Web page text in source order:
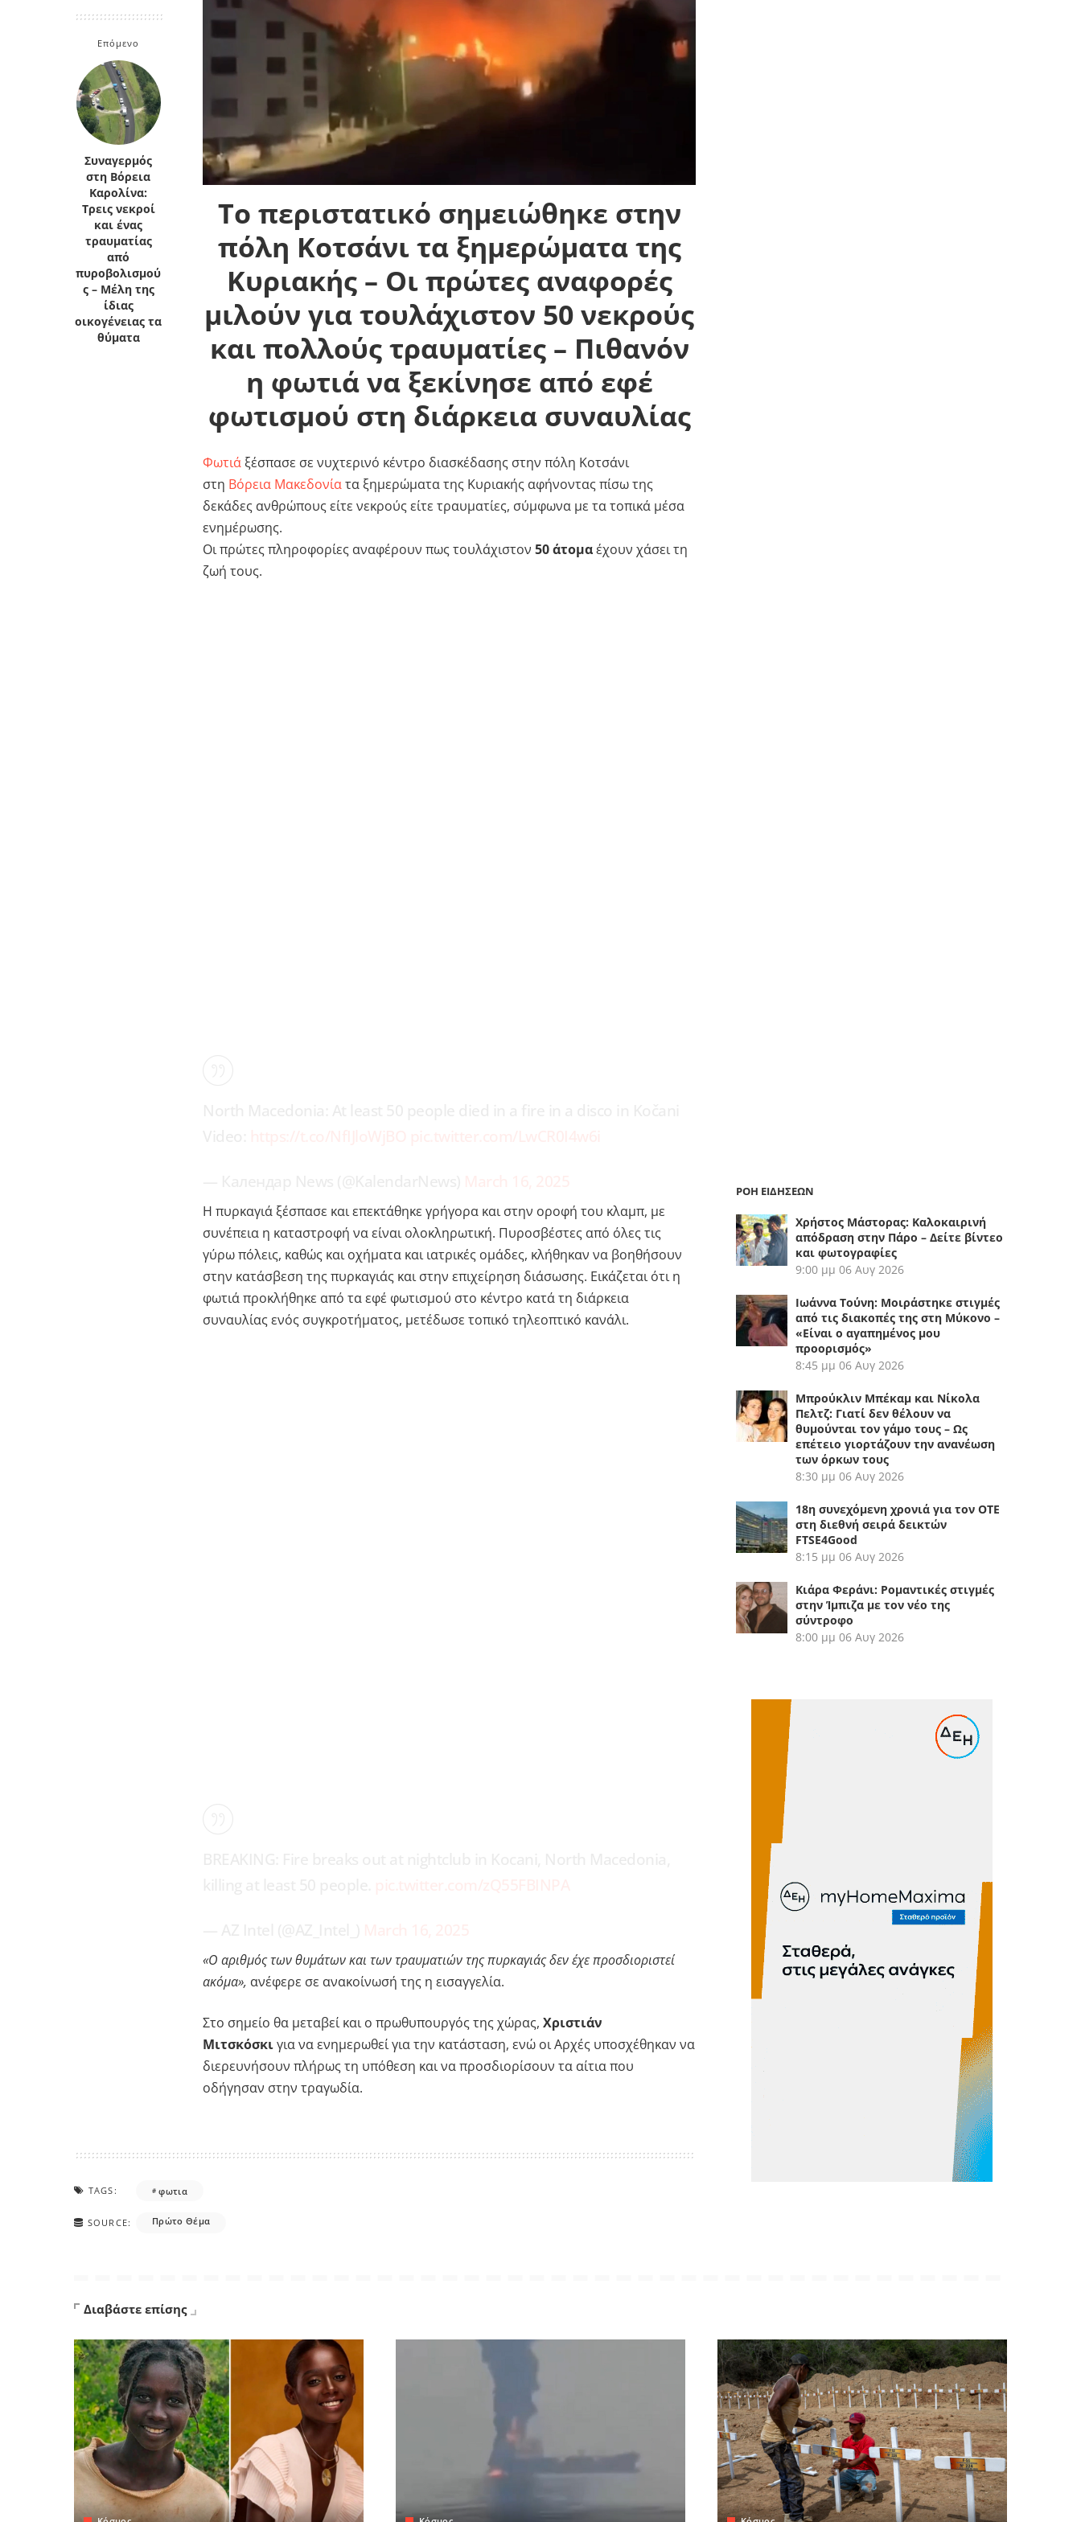
Κρήτη
Κυκλάδες
Πελοπόννησος
Πελοπόννησος
Επόμενο
Συναγερμός
στη Βόρεια
Καρολίνα:
Τρεις νεκροί
και ένας
τραυματίας
από
πυροβολισμού
ς – Μέλη της
ίδιας
οικογένειας τα
θύματα
Το περιστατικό σημειώθηκε στην
πόλη Κοτσάνι τα ξημερώματα της
Κυριακής – Οι πρώτες αναφορές
μιλούν για τουλάχιστον 50 νεκρούς
και πολλούς τραυματίες – Πιθανόν
η φωτιά να ξεκίνησε από εφέ
φωτισμού στη διάρκεια συναυλίας
Φωτιά ξέσπασε σε νυχτερινό κέντρο διασκέδασης στην πόλη Κοτσάνι
στη Βόρεια Μακεδονίατα ξημερώματα της Κυριακής αφήνοντας πίσω της
δεκάδες ανθρώπους είτε νεκρούς είτε τραυματίες, σύμφωνα με τα τοπικά μέσα
ενημέρωσης.
Οι πρώτες πληροφορίες αναφέρουν πως τουλάχιστον 50 άτομαέχουν χάσει τη
ζωή τους.
Η πυρκαγιά ξέσπασε και επεκτάθηκε γρήγορα και στην οροφή του κλαμπ, με
συνέπεια η καταστροφή να είναι ολοκληρωτική. Πυροσβέστες από όλες τις
γύρω πόλεις, καθώς και οχήματα και ιατρικές ομάδες, κλήθηκαν να βοηθήσουν
στην κατάσβεση της πυρκαγιάς και στην επιχείρηση διάσωσης. Εικάζεται ότι η
φωτιά προκλήθηκε από τα εφέ φωτισμού στο κέντρο κατά τη διάρκεια
συναυλίας ενός συγκροτήματος, μετέδωσε τοπικό τηλεοπτικό κανάλι.
«Ο αριθμός των θυμάτων και των τραυματιών της πυρκαγιάς δεν έχε προσδιοριστεί
ακόμα», ανέφερε σε ανακοίνωσή της η εισαγγελία.
Στο σημείο θα μεταβεί και ο πρωθυπουργός της χώρας, Χριστιάν
Μιτσκόσκιγια να ενημερωθεί για την κατάσταση, ενώ οι Αρχές υποσχέθηκαν να
διερευνήσουν πλήρως τη υπόθεση και να προσδιορίσουν τα αίτια που
οδήγησαν στην τραγωδία.
TAGS: φωτια
SOURCE: Πρώτο Θέμα
ΡΟΗ ΕΙΔΗΣΕΩΝ
Χρήστος Μάστορας: Καλοκαιρινή
απόδραση στην Πάρο – Δείτε βίντεο
και φωτογραφίες
9:00 μμ 06 Αυγ 2026
Ιωάννα Τούνη: Μοιράστηκε στιγμές
από τις διακοπές της στη Μύκονο –
«Είναι ο αγαπημένος μου
προορισμός»
8:45 μμ 06 Αυγ 2026
Μπρούκλιν Μπέκαμ και Νίκολα
Πελτζ: Γιατί δεν θέλουν να
θυμούνται τον γάμο τους – Ως
επέτειο γιορτάζουν την ανανέωση
των όρκων τους
8:30 μμ 06 Αυγ 2026
18η συνεχόμενη χρονιά για τον ΟΤΕ
στη διεθνή σειρά δεικτών
FTSE4Good
8:15 μμ 06 Αυγ 2026
Κιάρα Φεράνι: Ρομαντικές στιγμές
στην Ίμπιζα με τον νέο της
σύντροφο
8:00 μμ 06 Αυγ 2026
Διαβάστε επίσης